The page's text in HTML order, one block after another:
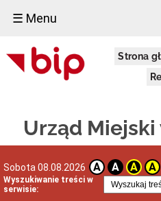
☰ Menu
Strona
Urząd
Sobota 08.08.2026 A A A A
Wyszukiwanie treści w
serwisie:
Wybory
Referendum
ogólnokrajowe
Wybory
Prezydenta
Rzeczypospolitej
Polskiej